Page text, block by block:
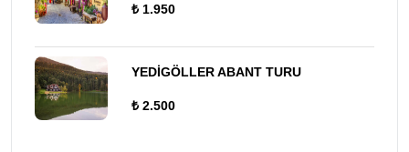
₺ 1.950
YEDİGÖLLER ABANT TURU
₺ 2.500